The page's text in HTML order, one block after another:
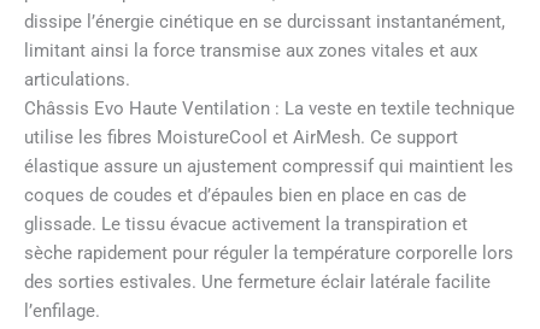
dissipe l’énergie cinétique en se durcissant instantanément,
limitant ainsi la force transmise aux zones vitales et aux
articulations.
Châssis Evo Haute Ventilation : La veste en textile technique
utilise les fibres MoistureCool et AirMesh. Ce support
élastique assure un ajustement compressif qui maintient les
coques de coudes et d’épaules bien en place en cas de
glissade. Le tissu évacue activement la transpiration et
sèche rapidement pour réguler la température corporelle lors
des sorties estivales. Une fermeture éclair latérale facilite
l’enfilage.